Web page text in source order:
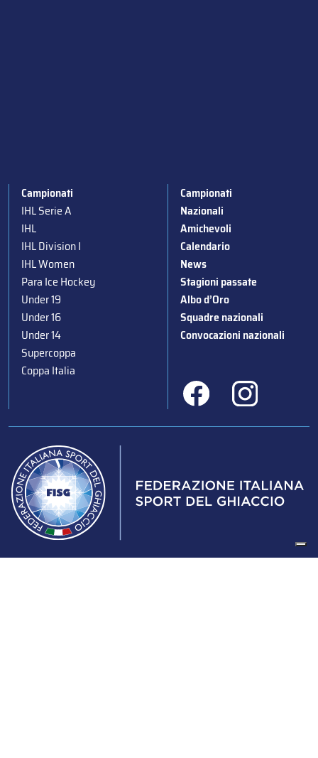
Campionati
IHL Serie A
IHL
IHL Division I
IHL Women
Para Ice Hockey
Under 19
Under 16
Under 14
Supercoppa
Coppa Italia
Campionati
Nazionali
Amichevoli
Calendario
News
Stagioni passate
Albo d’Oro
Squadre nazionali
Convocazioni nazionali